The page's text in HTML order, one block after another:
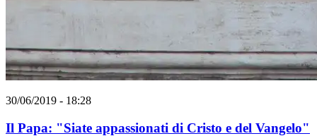
30/06/2019 - 18:28
Il Papa: "Siate appassionati di Cristo e del Vangelo"